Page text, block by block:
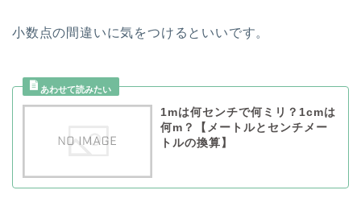
小数点の間違いに気をつけるといいです。
1mは何センチで何ミリ？1cmは
何m？【メートルとセンチメー
トルの換算】